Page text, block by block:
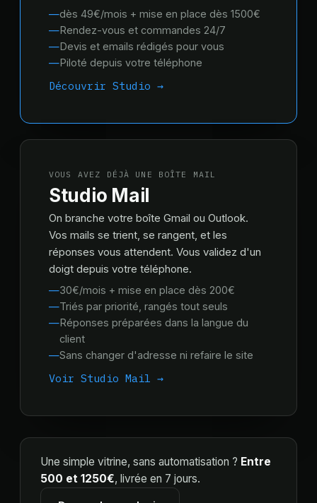
dès 49€/mois + mise en place dès 1500€
Rendez-vous et commandes 24/7
Devis et emails rédigés pour vous
Piloté depuis votre téléphone
Découvrir Studio →
VOUS AVEZ DÉJÀ UNE BOÎTE MAIL
Studio Mail
On branche votre boîte Gmail ou Outlook.
Vos mails se trient, se rangent, et les
réponses vous attendent. Vous validez d'un
doigt depuis votre téléphone.
30€/mois + mise en place dès 200€
Triés par priorité, rangés tout seuls
Réponses préparées dans la langue du
client
Sans changer d'adresse ni refaire le site
Voir Studio Mail →
Une simple vitrine, sans automatisation ? Entre
500 et 1250€, livrée en 7 jours.